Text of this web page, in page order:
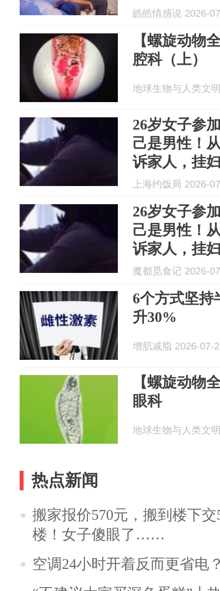
皓皓情感说 2026-
【螺旋动物
腔科（上）
地球生物与人类文
26岁女子参
己是男性！
诉家人，挂
说“子宫发育
上海约饭局 2026-
26岁女子参
己是男性！
诉家人，挂
说“子宫发育
魔都觅食记 2026-
6个方式坚持
升30%
增肌减脂 2026-07-
【螺旋动物
眼科
地球生物与人类文
热点新闻
搬家报价570元，搬到楼下
楼！女子傻眼了……
空调24小时开着反而更省电